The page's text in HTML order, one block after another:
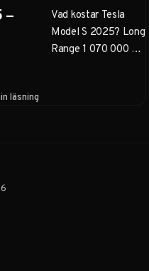
–
Vad kostar Tesla
Model S 2025? Long
Range 1 070 000 kr,
läsning